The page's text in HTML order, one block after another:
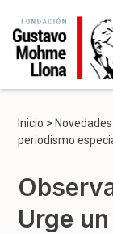
Inicio > Novedades
periodismo
Urge